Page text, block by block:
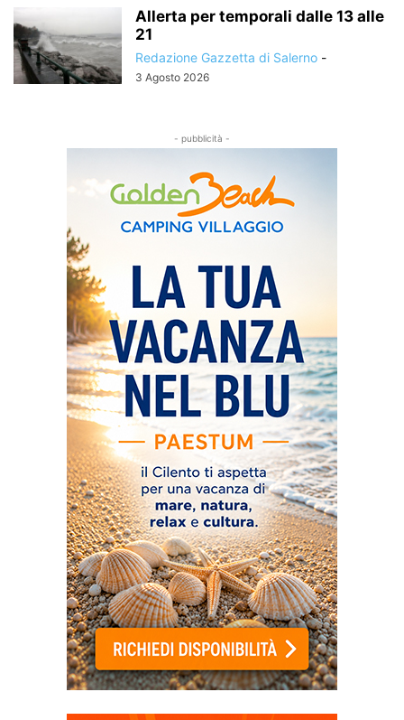
Allerta per temporali dalle 13 alle
21
Redazione Gazzetta di Salerno -
3 Agosto 2026
- pubblicità -